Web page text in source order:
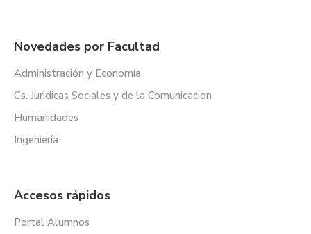
Novedades por Facultad
Administración y Economía
Cs. Juridicas Sociales y de la Comunicacion
Humanidades
Ingeniería
Accesos rápidos
Portal Alumnos